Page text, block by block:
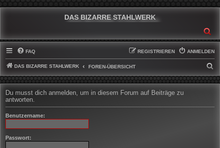
DAS BIZARRE STAHLWERK
FAQ ANMELDEN
REGISTRIEREN
DAS BIZARRE STAHLWERK FOREN-ÜBERSICHT
U
Du musst dich anmelden, um in diesem Forum auf Beiträge zu
antworten.
Benutzername:
Passwort: